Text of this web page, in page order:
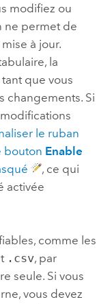
modifiez ou
ne permet de
à jour.
la
que vous
changements. Si
le ruban
bouton Enable
, ce qui
activée
comme les
.csv, par
seule. Si vous
vous devez